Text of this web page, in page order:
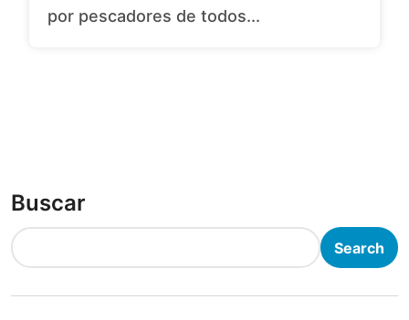
por pescadores de todos...
Buscar
Search